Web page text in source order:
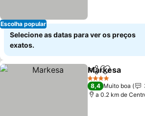
Escolha popular
Selecione as datas para ver os preços
exatos.
PartilharAdicionar
Markesa
4 Estrelas
8,4 Muito boa
a 0.2 km de